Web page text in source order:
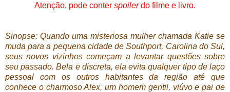
Atenção, pode conter spoilerdo filme e livro.
Sinopse: Quando uma misteriosa mulher chamada Katie se
muda para a pequena cidade de Southport, Carolina do Sul,
seus novos vizinhos começam a levantar questões sobre
seu passado. Bela e discreta, ela evita qualquer tipo de laço
pessoal com os outros habitantes da região até que
conhece o charmoso Alex, um homem gentil, viúvo e pai de